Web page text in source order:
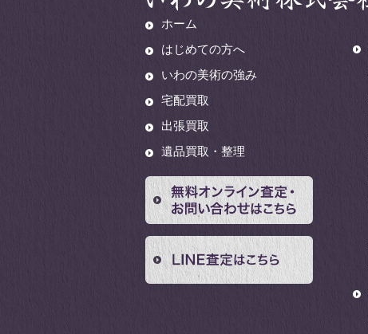
ホーム
はじめての方へ
いわの美術の強み
宅配買取
出張買取
遺品買取・整理